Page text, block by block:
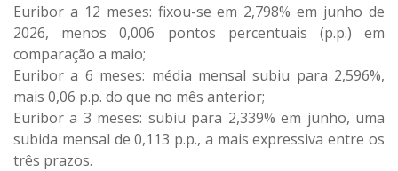
Euribor a 12 meses: fixou-se em 2,798% em junho de
2026, menos 0,006 pontos percentuais (p.p.) em
comparação a maio;
Euribor a 6 meses: média mensal subiu para 2,596%,
mais 0,06 p.p. do que no mês anterior;
Euribor a 3 meses: subiu para 2,339% em junho, uma
subida mensal de 0,113 p.p., a mais expressiva entre os
três prazos.